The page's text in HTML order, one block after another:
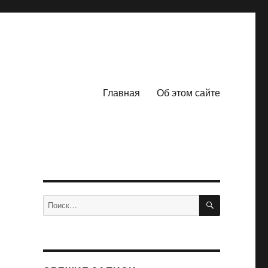
Главная Об этом сайте
Искать: ПОИСК